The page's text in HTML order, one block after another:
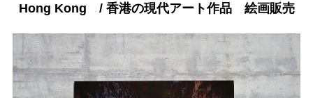
Hong Kong / 香港の現代アート作品 絵画販売